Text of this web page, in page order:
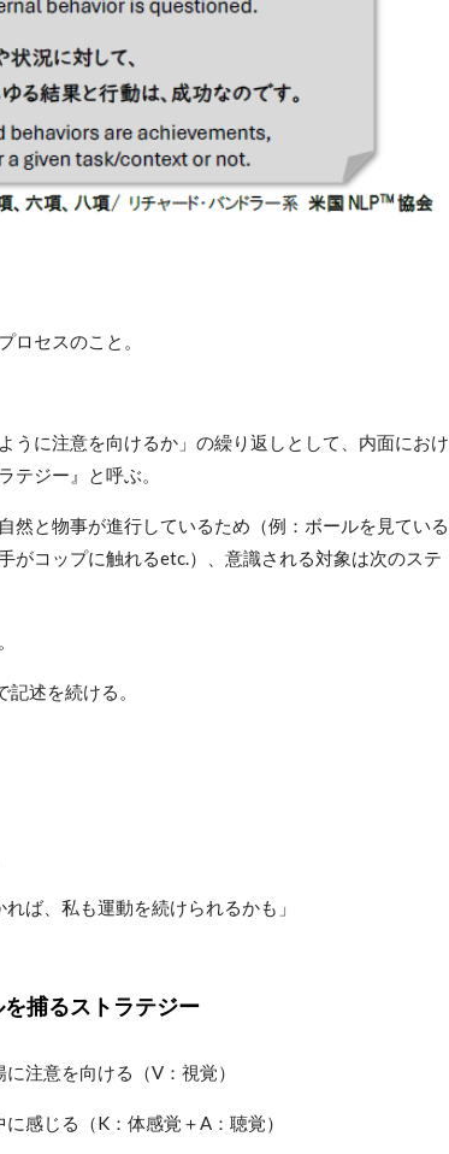
ロセスのこと。
うに注意を向けるか」の繰り返しとして、内面におけ
テジー』と呼ぶ。
然と物事が進行しているため（例：ボールを見ている
がコップに触れるetc.）、意識される対象は次のステ
述を続ける。
ば、私も運動を続けられるかも」
を捕るストラテジー
注意を向ける（V：視覚）
感じる（K：体感覚＋A：聴覚）